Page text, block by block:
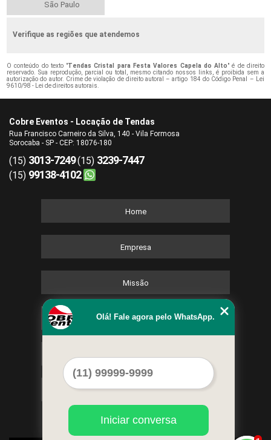
São Paulo
Verifique as regiões que atendemos
O conteúdo do texto "Tendas Cristal para Festa Valores Capela do Alto" é de direito
reservado. Sua reprodução, parcial ou total, mesmo citando nossos links, é proibida sem a
autorização do autor. Crime de violação de direito autoral – artigo 184 do Código Penal –
Lei
9610/98 - Lei de direitos autorais
Cobre Eventos - Locação de Tendas
Rua Francisco Carneiro da Silva, 140 - Vila Formosa
Sorocaba - SP - CEP: 18076-180
(15) 3013-7249(15) 3239-7447
(15) 99138-4102
Home
Empresa
Missão
Serviços
Mapa do site
Olá! Fale agora pelo WhatsApp.
Iniciar conversa